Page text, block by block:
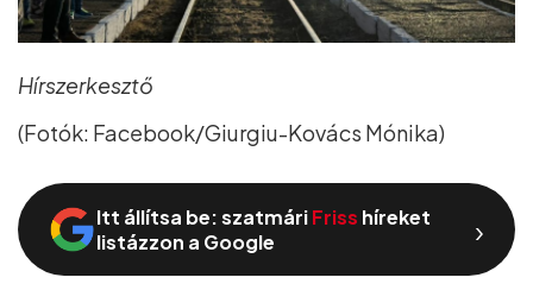
Hírszerkesztő
(Fotók: Facebook/Giurgiu-Kovács Mónika)
Itt állítsa be: szatmáriFriss híreket
listázzon a Google
›